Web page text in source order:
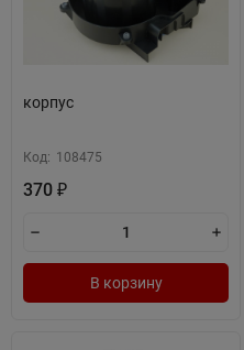
корпус
Код: 108475
370 ₽
В корзину